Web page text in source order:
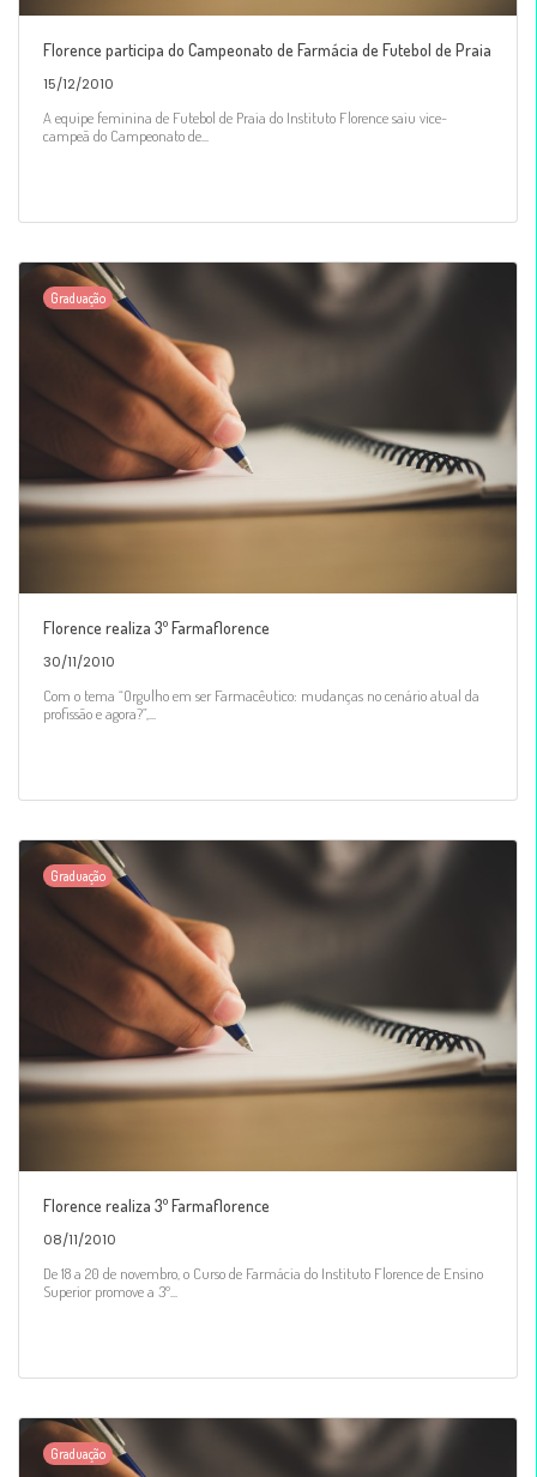
Florence participa do Campeonato de Farmácia de Futebol de Praia
15/12/2010
A equipe feminina de Futebol de Praia do Instituto Florence saiu vice-
campeã do Campeonato de...
Graduação
Florence realiza 3º Farmaflorence
30/11/2010
Com o tema “Orgulho em ser Farmacêutico: mudanças no cenário atual da
profissão e agora?”,...
Graduação
Florence realiza 3º Farmaflorence
08/11/2010
De 18 a 20 de novembro, o Curso de Farmácia do Instituto Florence de Ensino
Superior promove a 3º...
Graduação